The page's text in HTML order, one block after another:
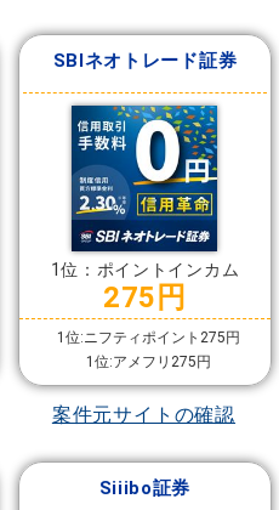
SBIネオトレード証券
1位：ポイントインカム
275円
1位:ニフティポイント275円
1位:アメフリ275円
案件元サイトの確認
Siiibo証券